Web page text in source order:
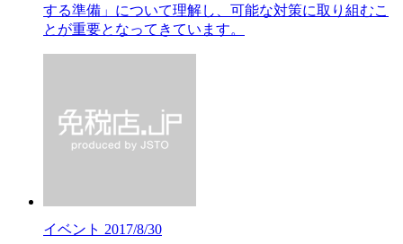
する準備」について理解し、可能な対策に取り組むこ
とが重要となってきています。
イベント 2017/8/30